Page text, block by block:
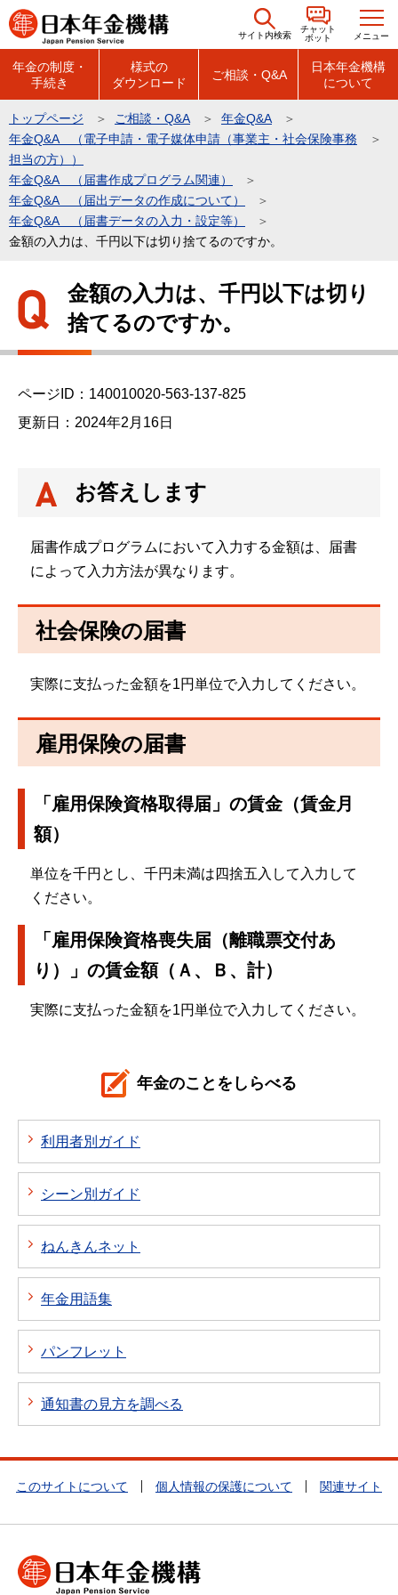
こ
の
の
先
頭
で
す
サイト内検索
チャット
ボット
メニュー
年金の制度・
手続き
様式の
ダウンロード
ご相談・Q&A
日本年金機構
について
トップページ ご相談・Q&A
年金Q&A
年金Q&A （電子申請・電子媒体申請（事業主・社会保険事務
担当の方））
年金Q&A （届書作成プログラム関連）
年金Q&A （届出データの作成について）
年金Q&A （届書データの入力・設定等）
金額の入力は、千円以下は切り捨てるのですか。
金額の入力は、千円以下は切り
捨てるのですか。
ページID：140010020-563-137-825
更新日：2024年2月16日
お答えします
届書作成プログラムにおいて入力する金額は、届書
によって入力方法が異なります。
社会保険の届書
実際に支払った金額を1円単位で入力してください。
雇用保険の届書
「雇用保険資格取得届」の賃金（賃金月
額）
単位を千円とし、千円未満は四捨五入して入力して
ください。
「雇用保険資格喪失届（離職票交付あ
り）」の賃金額（Ａ、Ｂ、計）
実際に支払った金額を1円単位で入力してください。
年金のことをしらべる
利用者別ガイド
シーン別ガイド
ねんきんネット
年金用語集
パンフレット
通知書の見方を調べる
このサイトについて 個人情報の保護について 関連サイト